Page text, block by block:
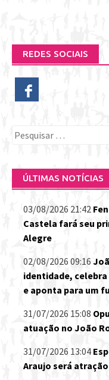
REDES SOCIAIS
Pesquisar
ÚLTIMAS NOTÍCIAS
03/08/2026 21:42
Castela fará seu
Alegre
02/08/2026 09:16
identidade,
e aponta para um
31/07/2026 15:08
atuação no João
31/07/2026 13:04
Araujo será atração